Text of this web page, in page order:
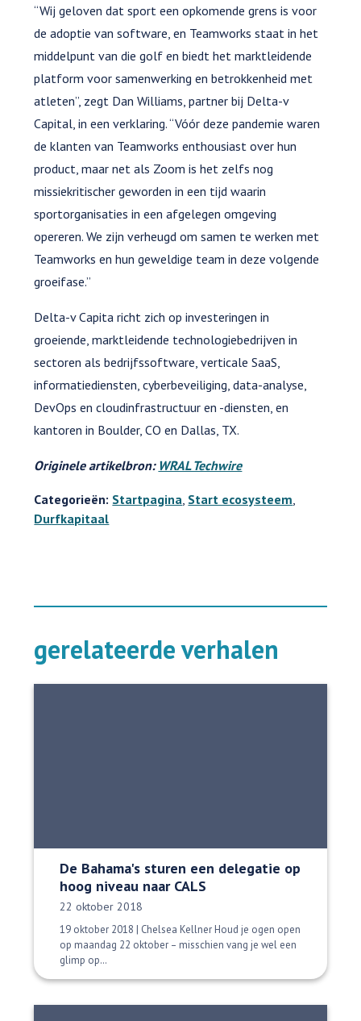
“Wij geloven dat sport een opkomende grens is voor
de adoptie van software, en Teamworks staat in het
middelpunt van die golf en biedt het marktleidende
platform voor samenwerking en betrokkenheid met
atleten”, zegt Dan Williams, partner bij Delta-v
Capital, in een verklaring. “Vóór deze pandemie waren
de klanten van Teamworks enthousiast over hun
product, maar net als Zoom is het zelfs nog
missiekritischer geworden in een tijd waarin
sportorganisaties in een afgelegen omgeving
opereren. We zijn verheugd om samen te werken met
Teamworks en hun geweldige team in deze volgende
groeifase.”
Delta-v Capita richt zich op investeringen in
groeiende, marktleidende technologiebedrijven in
sectoren als bedrijfssoftware, verticale SaaS,
informatiediensten, cyberbeveiliging, data-analyse,
DevOps en cloudinfrastructuur en -diensten, en
kantoren in Boulder, CO en Dallas, TX.
Originele artikelbron: WRAL Techwire
Categorieën: Startpagina Start ecosysteem
Durfkapitaal
gerelateerde verhalen
De Bahama's sturen een delegatie op
hoog niveau naar CALS
Datum gepubliceerd:
22 oktober 2018
19 oktober 2018 | Chelsea Kellner Houd je ogen open
op maandag 22 oktober – misschien vang je wel een
glimp op…